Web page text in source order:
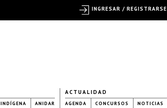
INDÍGENA ANIDAR
ACTUALIDAD
AGENDA CONCURSOS NOTICIAS
INGRESAR / REGISTRARSE